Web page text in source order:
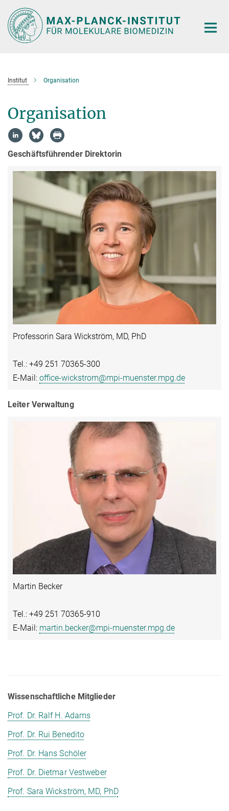
Hauptinhalt
Institut Organisation
Organisation
Geschäftsführender Direktorin
Professorin Sara Wickström, MD, PhD
Tel.: +49 251 70365-300
E-Mail: office-wickstrom@mpi-muenster.mpg.de
Leiter Verwaltung
Martin Becker
Tel.: +49 251 70365-910
E-Mail: martin.becker@mpi-muenster.mpg.de
Wissenschaftliche Mitglieder
Prof. Dr. Ralf H. Adams
Prof. Dr. Rui Benedito
Prof. Dr. Hans Schöler
Prof. Dr. Dietmar Vestweber
Prof. Sara Wickström, MD, PhD